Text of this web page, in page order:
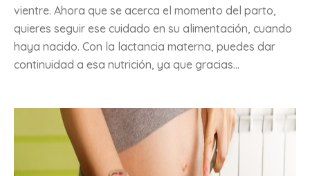
vientre. Ahora que se acerca el momento del parto,
quieres seguir ese cuidado en su alimentación, cuando
haya nacido. Con la lactancia materna, puedes dar
continuidad a esa nutrición, ya que gracias...